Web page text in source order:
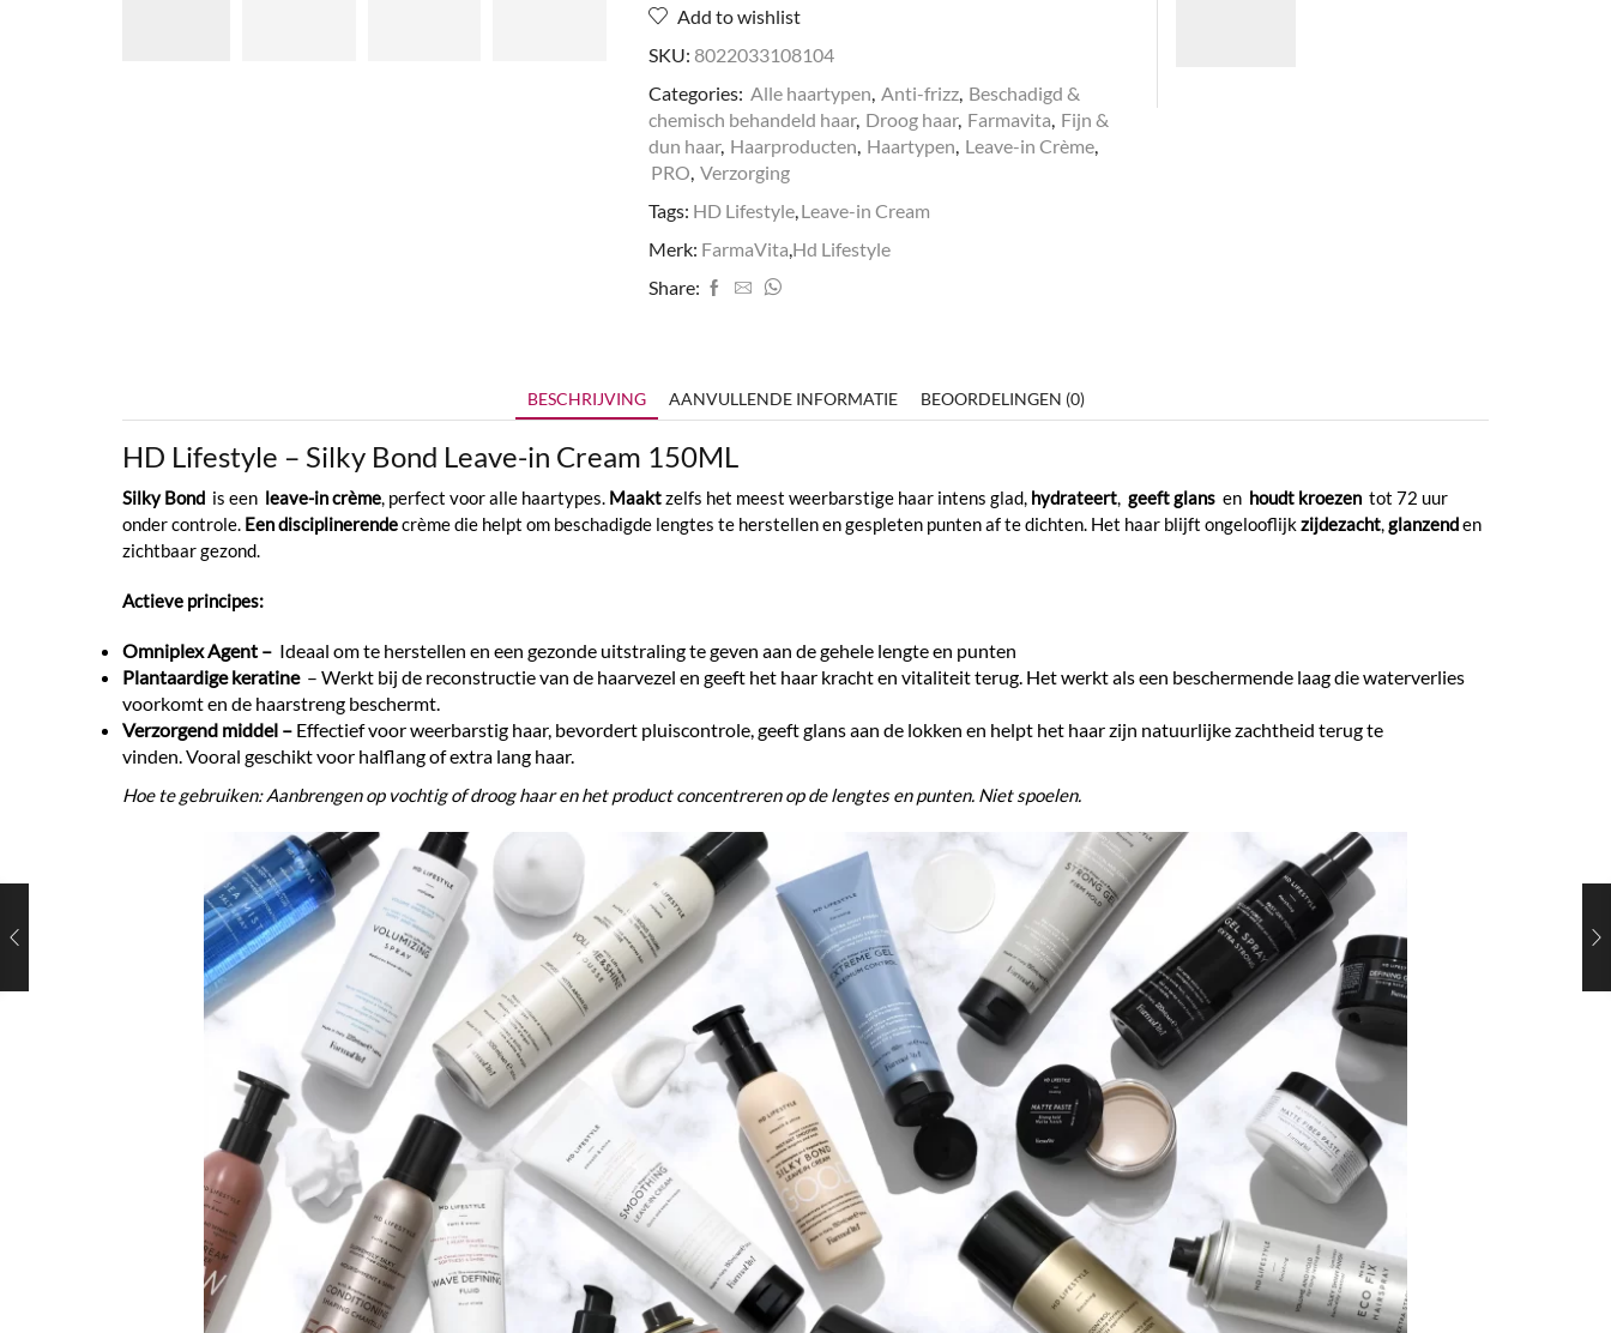
Add to wishlist
SKU: 8022033108104
Categories: Alle haartypen Anti-frizz, Beschadigd &
chemisch behandeld haar, Droog haar, Farmavita Fijn &
dun haar, Haarproducten Haartypen Leave-in Crème,
PRO Verzorging
Tags: HD Lifestyle, Leave-in Cream
Merk: FarmaVita Hd Lifestyle
Share:
BESCHRIJVING AANVULLENDE INFORMATIE BEOORDELINGEN (0)
HD Lifestyle – Silky Bond Leave-in Cream 150ML
Silky Bond is een leave-in crème, perfect voor alle haartypes. Maaktzelfs het meest weerbarstige haar intens glad, hydrateert, geeft glans en houdt kroezen tot 72 uur
onder controle. Een disciplinerendecrème die helpt om beschadigde lengtes te herstellen en gespleten punten af ​​te dichten. Het haar blijft ongelooflijkzijdezacht,glanzenden
zichtbaar gezond.
Actieve principes:
Omniplex Agent – Ideaal om te herstellen en een gezonde uitstraling te geven aan de gehele lengte en punten
Plantaardige keratine – Werkt bij de reconstructie van de haarvezel en geeft het haar kracht en vitaliteit terug. Het werkt als een beschermende laag die waterverlies
voorkomt en de haarstreng beschermt.
Verzorgend middel – Effectief voor weerbarstig haar, bevordert pluiscontrole, geeft glans aan de lokken en helpt het haar zijn natuurlijke zachtheid terug te
vinden. Vooral geschikt voor halflang of extra lang haar.
Hoe te gebruiken: Aanbrengen op vochtig of droog haar en het product concentreren op de lengtes en punten. Niet spoelen.